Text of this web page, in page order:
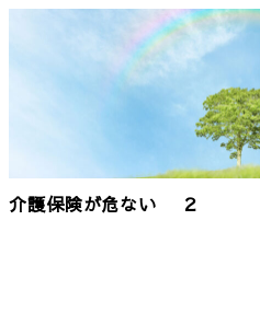
介護保険が危ない ２